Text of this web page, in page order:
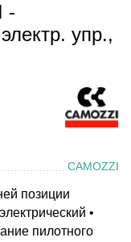
-
упр.,
CAMOZZI
позиции
•
пилотного